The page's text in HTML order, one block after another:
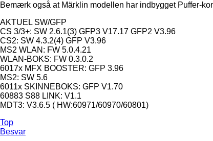
Bemærk også at Märklin modellen har indbygget Puffer-
AKTUEL SW/GFP
CS 3/3+: SW 2.6.1(3) GFP3 V17.17 GFP2 V3.96
CS2: SW 4.3.2(4) GFP V3.96
MS2 WLAN: FW 5.0.4.21
WLAN-BOKS: FW 0.3.0.2
6017x MFX BOOSTER: GFP 3.96
MS2: SW 5.6
6011x SKINNEBOKS: GFP V1.70
60883 S88 LINK: V1.1
MDT3: V3.6.5 ( HW:60971/60970/60801)
Top
Besvar